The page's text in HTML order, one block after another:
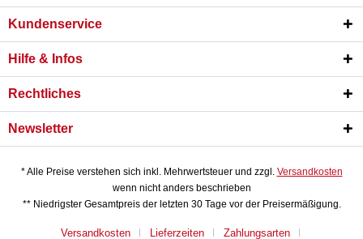
Kundenservice
Hilfe & Infos
Rechtliches
Newsletter
* Alle Preise verstehen sich inkl. Mehrwertsteuer und zzgl. Versandkosten
wenn nicht anders beschrieben
** Niedrigster Gesamtpreis der letzten 30 Tage vor der Preisermäßigung.
Versandkosten Lieferzeiten Zahlungsarten